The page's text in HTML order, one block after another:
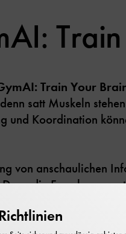
Train Your
satt Muskeln
und Koordination
von anschaulichen
die Forschung
können